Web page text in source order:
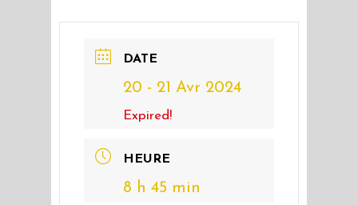
DATE
20 - 21 Avr 2024
Expired!
HEURE
8 h 45 min